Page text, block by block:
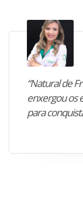
“Natural de
enxergou os
para